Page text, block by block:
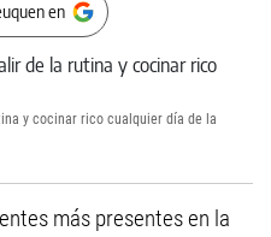
en
y cocinar rico cualquier día de la
más presentes en la